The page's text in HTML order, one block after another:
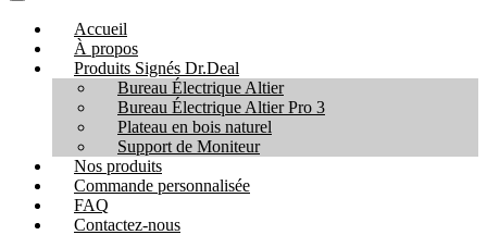
Accueil
À propos
Produits Signés Dr.Deal
Bureau Électrique Altier
Bureau Électrique Altier Pro 3
Plateau en bois naturel
Support de Moniteur
Nos produits
Commande personnalisée
FAQ
Contactez-nous